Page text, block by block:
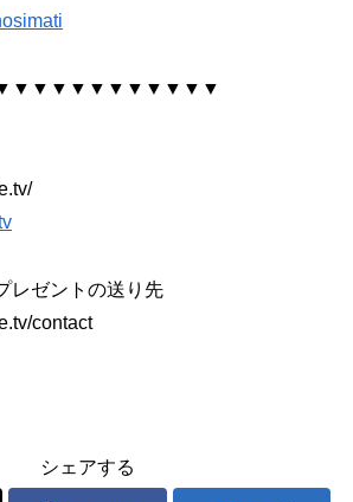
レゼントの送り先
contact
シェアする